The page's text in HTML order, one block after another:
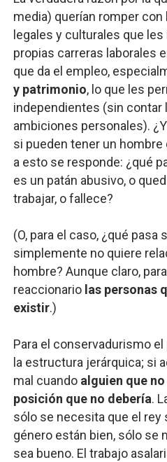
media) querían romper
legales y culturales que
propias carreras laborales
que da el empleo,
y patrimonio, lo que les
independientes (sin
ambiciones personales).
si pueden tener un hombre
a esto se responde: ¿qué
es un patán abusivo, o
trabajar, o fallece?
(O, para el caso, ¿qué pasa
simplemente no quiere
hombre? Aunque claro,
reaccionario las personas
existir.)
Para el conservadurismo
la estructura jerárquica; si
mal cuando alguien que
posición que no debería.
sólo se necesita que el rey
género están bien, sólo se
sea bueno. El trabajo